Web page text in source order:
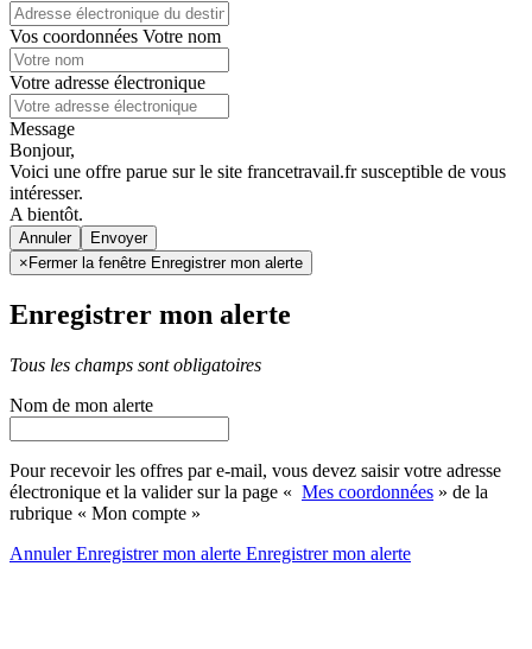
Vos coordonnées Votre nom
Votre adresse électronique
Message
Bonjour,
Voici une offre parue sur le site francetravail.fr susceptible de vous
intéresser.
A bientôt.
Annuler
× Fermer la fenêtre Enregistrer mon alerte
Enregistrer mon alerte
Tous les champs sont obligatoires
Nom de mon alerte
Pour recevoir les offres par e-mail, vous devez saisir votre adresse
électronique et la valider sur la page « Mes coordonnées » de la
rubrique « Mon compte »
AnnulerEnregistrer mon alerte Enregistrermon alerte